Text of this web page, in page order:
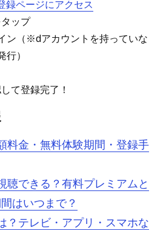
録ページにアクセス
ップ
ン（※dアカウントを持っていな
）
て登録完了！
料金・無料体験期間・登録手
聴できる？有料プレミアムと
はいつまで？
？テレビ・アプリ・スマホな